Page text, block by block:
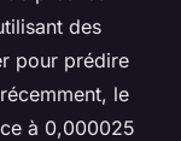
des
pour prédire
le
à 0,000025